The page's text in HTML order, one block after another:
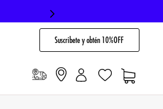
Suscribete y obtén 10%OFF